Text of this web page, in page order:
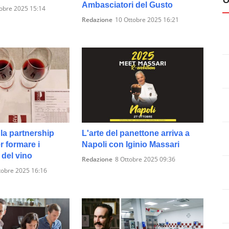
2025 15:14
Ambasciatori del Gusto
Redazione 10 Ottobre 2025 16:21
partnership
formare i
vino
2025 16:16
L'arte del panettone arriva a
Napoli con Iginio Massari
Redazione 8 Ottobre 2025 09:36